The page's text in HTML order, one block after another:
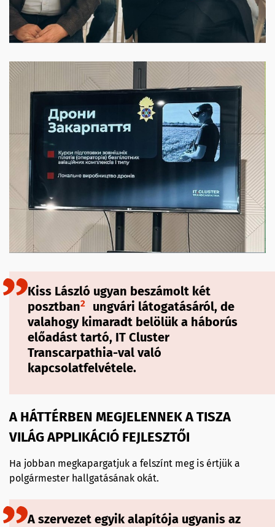
Kiss László ugyan beszámolt két
posztban2
ungvári látogatásáról, de
valahogy kimaradt belölük a háborús
előadást tartó, IT Cluster
Transcarpathia-val való
kapcsolatfelvétele.
A HÁTTÉRBEN MEGJELENNEK A TISZA
VILÁG APPLIKÁCIÓ FEJLESZTŐI
Ha jobban megkapargatjuk a felszínt meg is értjük a
polgármester hallgatásának okát.
A szervezet egyik alapítója ugyanis az